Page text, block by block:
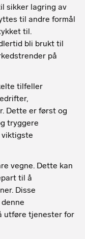
sikker lagring av
til andre formål
til.
bli brukt til
på
tilfeller
Dette er først og
tryggere
viktigste
vegne. Dette kan
til å
Disse
utføre tjenester for